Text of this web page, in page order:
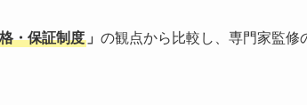
・保証制度 」 の観点から比較し、専門家監修